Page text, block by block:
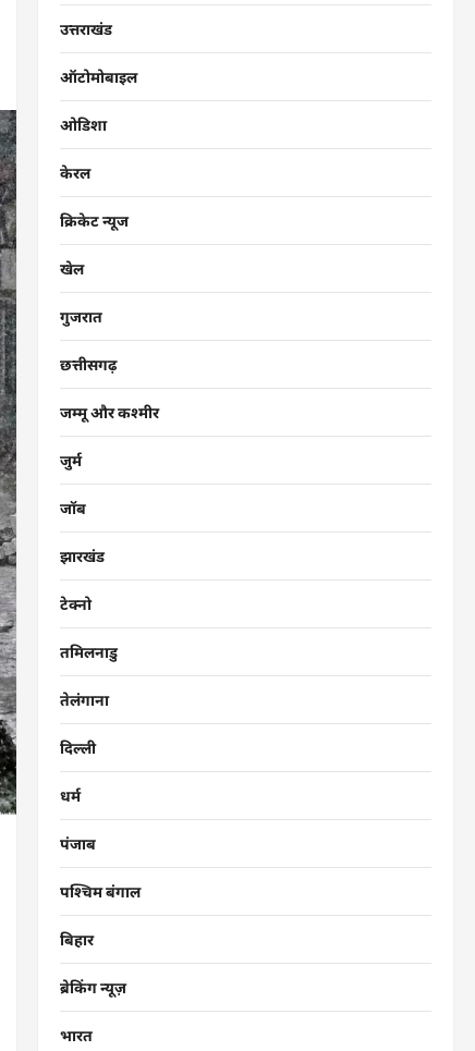
उत्तराखंड
ऑटोमोबाइल
ओडिशा
केरल
क्रिकेट न्यूज
खेल
गुजरात
छत्तीसगढ़
जम्मू और कश्मीर
जुर्म
जॉब
झारखंड
टेक्नो
तमिलनाडु
तेलंगाना
दिल्ली
धर्म
पंजाब
पश्चिम बंगाल
बिहार
ब्रेकिंग न्यूज़
भारत